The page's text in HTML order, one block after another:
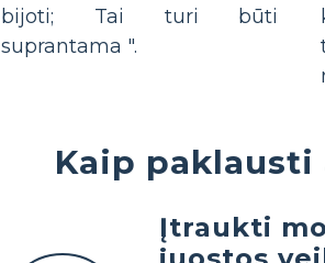
bijoti; Tai turi būti
suprantama ".
Kaip paklausti
Įtraukti